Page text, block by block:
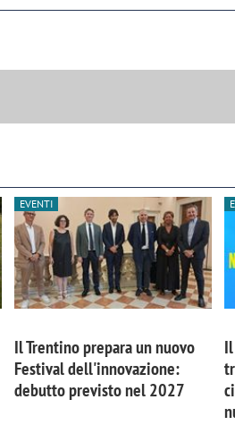
EVENTI
Il Trentino prepara un nuovo
Festival dell'innovazione:
debutto previsto nel 2027